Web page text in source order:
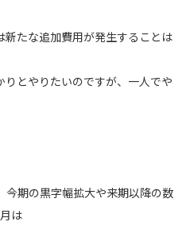
新たな追加費用が発生することは
とやりたいのですが、一人でや
今期の黒字幅拡大や来期以降の数
は